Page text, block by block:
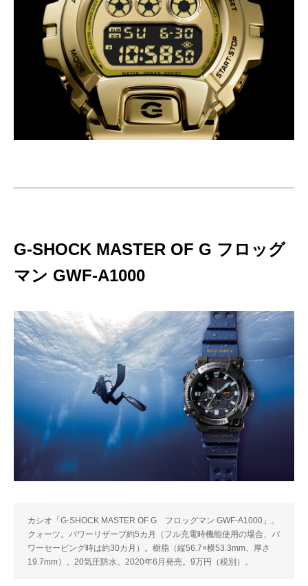
G-SHOCK MASTER OF G フロッグ
マン GWF-A1000
カシオ「G-SHOCK MASTER OF G フロッグマン GWF-A1000」。
クォーツ。パワーリザーブ約5カ月（フル充電時機能使用の場合、パ
ワーセービング時は約30カ月）。樹脂（縦56.7×横53.3mm、厚さ
19.7mm）。20気圧防水。2020年6月発売。9万円（税別）。